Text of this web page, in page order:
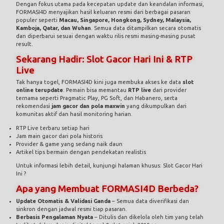
Dengan fokus utama pada kecepatan update dan keandalan informasi,
FORMASI4D menyajikan hasil keluaran resmi dari berbagai pasaran
populer seperti Macau, Singapore, Hongkong, Sydney, Malaysia,
Kamboja, Qatar, dan Wuhan . Semua data ditampilkan secara otomatis
dan diperbarui sesuai dengan waktu rilis resmi masing-masing pusat
result.
Sekarang Hadir: Slot Gacor Hari Ini & RTP
Live
Tak hanya togel, FORMASI4D kini juga membuka akses ke data slot
online terupdate. Pemain bisa memantau RTP live dari provider
ternama seperti Pragmatic Play, PG Soft, dan Habanero, serta
rekomendasi jam gacor dan pola maxwin yang dikumpulkan dari
komunitas aktif dan hasil monitoring harian.
RTP Live terbaru setiap hari
Jam main gacor dari pola historis
Provider & game yang sedang naik daun
Artikel tips bermain dengan pendekatan realistis
Untuk informasi lebih detail, kunjungi halaman khusus: Slot Gacor Hari
Ini ?
Apa yang Membuat FORMASI4D Berbeda?
Update Otomatis & Validasi Ganda – Semua data diverifikasi dan
sinkron dengan jadwal resmi tiap pasaran.
Berbasis Pengalaman Nyata – Ditulis dan dikelola oleh tim yang telah